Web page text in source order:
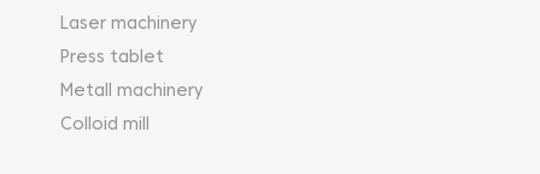
Laser machinery
Press tablet
Metall machinery
Colloid mill